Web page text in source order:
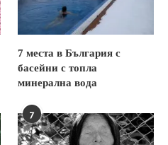
7 места в България с
басейни с топла
минерална вода
7